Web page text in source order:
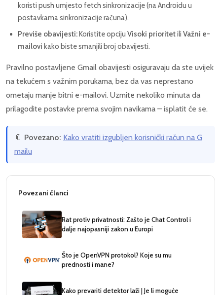
koristi push umjesto fetch sinkronizacije (na Androidu u
postavkama sinkronizacije računa).
Previše obavijesti:Koristite opciju Visoki prioritetili Važni e-
mailovi kako biste smanjili broj obavijesti.
Pravilno postavljene Gmail obavijesti osiguravaju da ste uvijek
na tekućem s važnim porukama, bez da vas neprestano
ometaju manje bitni e-mailovi. Uzmite nekoliko minuta da
prilagodite postavke prema svojim navikama – isplatit će se.
📎 Povezano: Kako vratiti izgubljen korisnički račun na G
mailu
Povezani članci
Rat protiv privatnosti: Zašto je Chat Control i
dalje najopasniji zakon u Europi
Što je OpenVPN protokol? Koje su mu
prednosti i mane?
Kako prevariti detektor laži | Je li moguće